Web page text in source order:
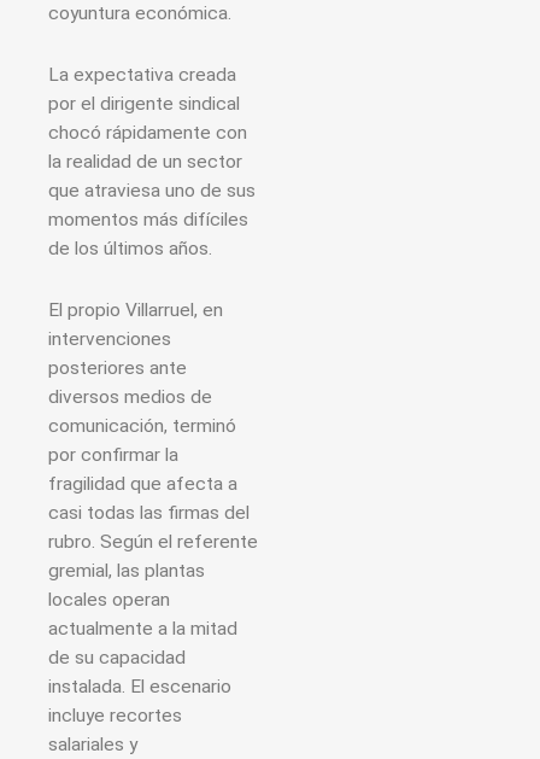
coyuntura económica.
La expectativa creada
por el dirigente sindical
chocó rápidamente con
la realidad de un sector
que atraviesa uno de sus
momentos más difíciles
de los últimos años.
El propio Villarruel, en
intervenciones
posteriores ante
diversos medios de
comunicación, terminó
por confirmar la
fragilidad que afecta a
casi todas las firmas del
rubro. Según el referente
gremial, las plantas
locales operan
actualmente a la mitad
de su capacidad
instalada. El escenario
incluye recortes
salariales y